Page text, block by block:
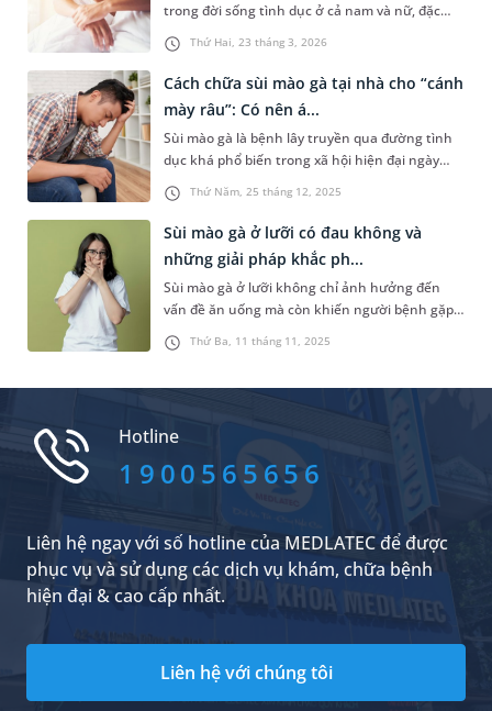
Thứ Hai, 23 tháng 3, 2026
trong đời sống tình dục ở cả nam và nữ, đặc
biệt là nam giới. Hành vi này là cách giúp “cánh
mày râu” thỏa mãn nhu cầu sinh lý. Vậy thực
hiện hoạt động này quá nhiều có gây hại gì
không? Bài viết dưới đây sẽ giải thích rõ hơn
cho bạn.
Thứ Năm, 25 tháng 12, 2025
Cách chữa sùi mào gà tại nhà cho “cánh
mày râu”: Có nên á...
Sùi mào gà là bệnh lây truyền qua đường tình
dục khá phổ biến trong xã hội hiện đại ngày
nay. Bài viết dưới đây sẽ giúp bạn hiểu hơn về
sùi mào gà ở nam và những cách chữa sùi mào
gà tại nhà cho nam giới.
Thứ Ba, 11 tháng 11, 2025
Sùi mào gà ở lưỡi có đau không và
những giải pháp khắc ph...
Sùi mào gà ở lưỡi không chỉ ảnh hưởng đến
vấn đề ăn uống mà còn khiến người bệnh gặp
phải nhiều vấn đề về tâm lý, làm giảm chất
lượng sống. Bài viết dưới đây sẽ giúp bạn hiểu
mào gà ở lưỡi có đau không” và đưa ra một số
Hotline
1900565656
Liên hệ ngay với số hotline của MEDLATEC để được
phục vụ và sử dụng các dịch vụ khám, chữa bệnh
hiện đại & cao cấp nhất.
Liên hệ với chúng tôi